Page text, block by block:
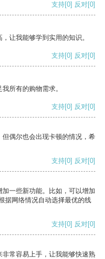
支持[0] 反对[0]
让我能够学到实用的知识。
支持[0] 反对[0]
所有的购物需求。
支持[0] 反对[0]
偶尔也会出现卡顿的情况，希
支持[0] 反对[0]
一些新功能。比如，可以增加
据网络情况自动选择最优的线
支持[0] 反对[0]
常容易上手，让我能够快速熟